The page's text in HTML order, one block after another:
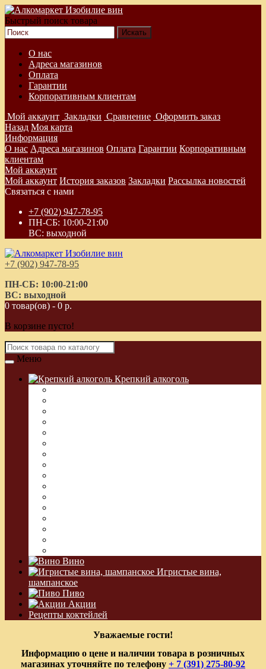
Быстрый поиск товара
О нас
Адреса магазинов
Оплата
Гарантии
Корпоративным клиентам
Мой аккаунт Закладки Сравнение Оформить заказ
Назад Моя карта
Информация
О нас Адреса магазинов Оплата Гарантии Корпоративным
клиентам
Мой аккаунт
Мой аккаунт История заказов Закладки Рассылка новостей
Связаться с нами
+7 (902) 947-78-95
ПН-СБ: 10:00-21:00
ВС: выходной
+7 (902) 947-78-95
ПН-СБ: 10:00-21:00
ВС: выходной
0 товар(ов) - 0 р.
В корзине пусто!
Меню
Крепкий алкоголь
Вино
Игристые вина,
шампанское
Пиво
Акции
Рецепты коктейлей
Уважаемые гости!
Информацию о цене и наличии товара в розничных
магазинах уточняйте по телефону + 7 (391) 275-80-92